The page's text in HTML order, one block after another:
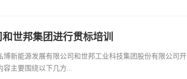
世邦集团进行贯标培训
博新能源发展有限公司和世邦工业科技集团股份有限公司开
容主要围绕以下几方...